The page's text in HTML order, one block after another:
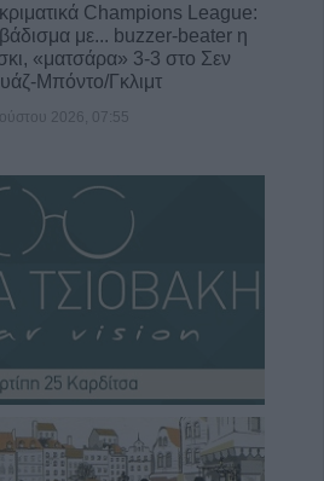
Champions League:
με... buzzer-beater η
«ματσάρα» 3-3 στο Σεν
Μπόντο/Γκλιμτ
2026, 07:55